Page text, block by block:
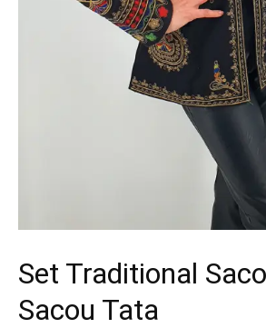
Set Traditional
Sacou Tata